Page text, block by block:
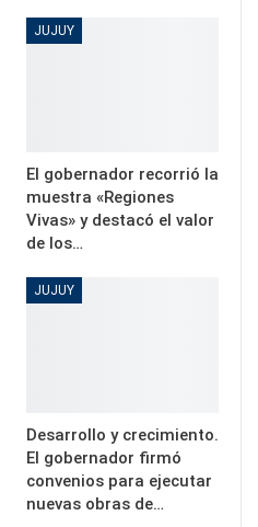
JUJUY
El gobernador recorrió la
muestra «Regiones
Vivas» y destacó el valor
de los…
JUJUY
Desarrollo y crecimiento.
El gobernador firmó
convenios para ejecutar
nuevas obras de…